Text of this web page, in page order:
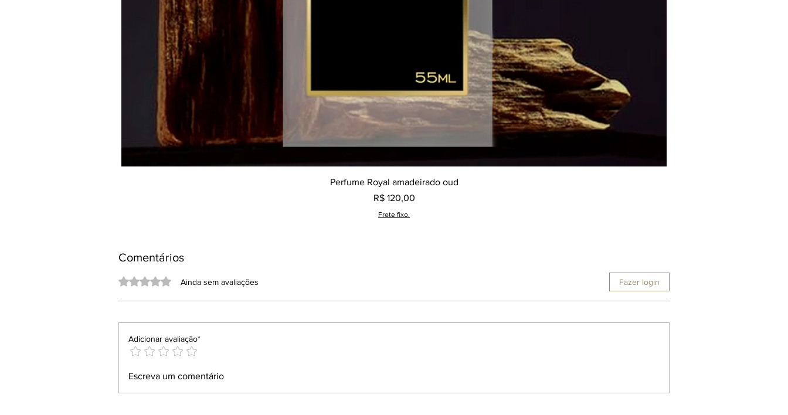
Visualização rápida
Perfume Royal amadeirado oud
Preço
R$ 120,00
Frete fixo.
Comentários
Fazer login
Avaliado com 0 de 5 estrelas.Ainda sem avaliações
Adicionar avaliação*
Escreva um comentário